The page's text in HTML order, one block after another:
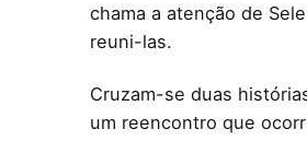
chama a atenção de
reuni-las.
Cruzam-se duas
um reencontro que